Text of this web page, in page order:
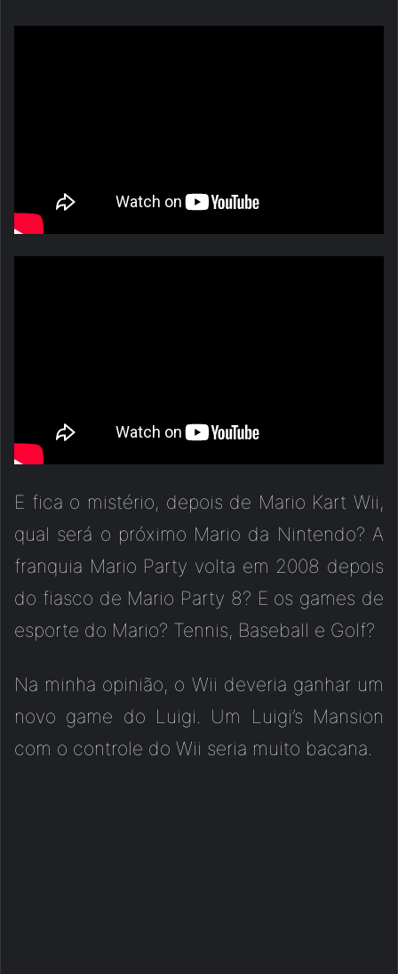
E fica o mistério, depois de Mario Kart Wii,
qual será o próximo Mario da Nintendo? A
franquia Mario Party volta em 2008 depois
do fiasco de Mario Party 8? E os games de
esporte do Mario? Tennis, Baseball e Golf?
Na minha opinião, o Wii deveria ganhar um
novo game do Luigi. Um Luigi’s Mansion
com o controle do Wii seria muito bacana.